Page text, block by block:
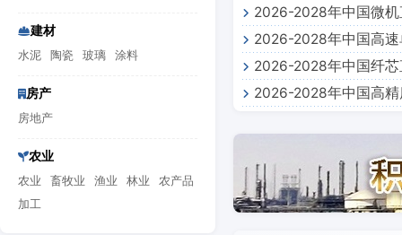
建材
水泥 陶瓷 玻璃 涂料
房产
房地产
农业
农业 畜牧业 渔业 林业
农产品
加工
预测报告
2026-2028年中国微
测报告
2026-2028年中国高
预测报告
2026-2028年中国纤
测报告
2026-2028年中国高